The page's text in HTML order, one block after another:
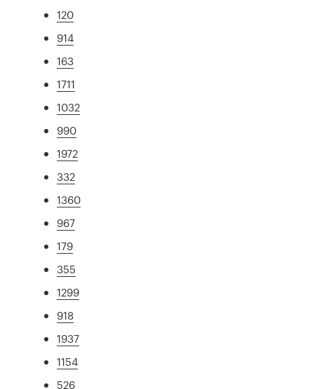
120
914
163
1711
1032
990
1972
332
1360
967
179
355
1299
918
1937
1154
526